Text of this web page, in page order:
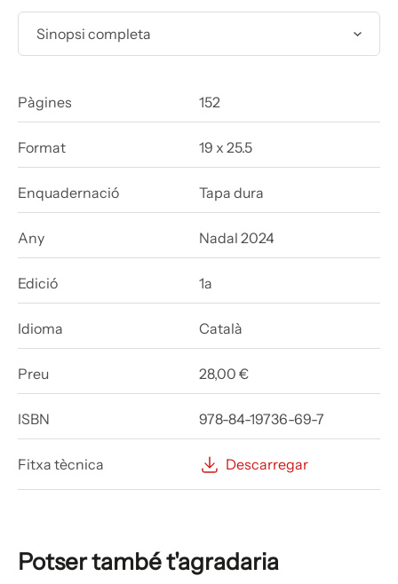
Sinopsi completa
Pàgines 152
Format 19 x 25.5
Enquadernació Tapa dura
Any Nadal 2024
Edició 1a
Idioma Català
Preu 28,00 €
ISBN 978-84-19736-69-7
Fitxa tècnica Descarregar
Potser també t'agradaria